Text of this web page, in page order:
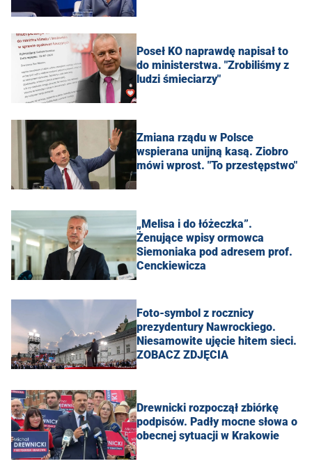
Poseł KO naprawdę napisał to
do ministerstwa. "Zrobiliśmy z
ludzi śmieciarzy"
Zmiana rządu w Polsce
wspierana unijną kasą. Ziobro
mówi wprost. "To przestępstwo"
„Melisa i do łóżeczka”.
Żenujące wpisy ormowca
Siemoniaka pod adresem prof.
Cenckiewicza
Foto-symbol z rocznicy
prezydentury Nawrockiego.
Niesamowite ujęcie hitem sieci.
ZOBACZ ZDJĘCIA
Drewnicki rozpoczął zbiórkę
podpisów. Padły mocne słowa o
obecnej sytuacji w Krakowie